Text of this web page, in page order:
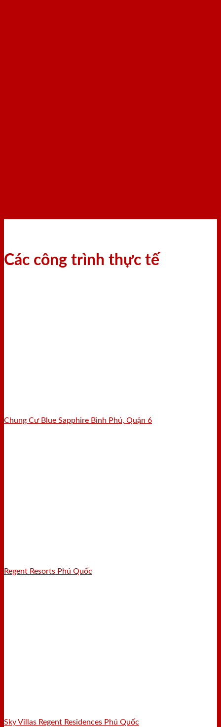
Các công trình thực tế
Chung Cư Blue Sapphire Bình Phú, Quận 6
Regent Resorts Phú Quốc
Sky Villas Regent Residences Phú Quốc